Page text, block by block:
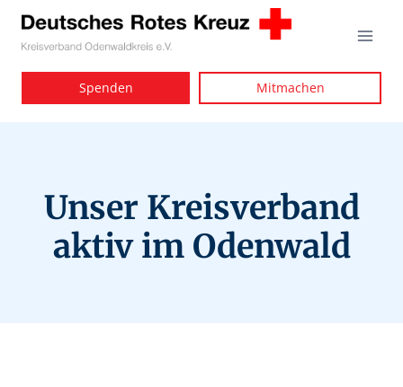
Zum
Inhalt
Spenden Mitmachen
Unser Kreisverband
aktiv im Odenwald